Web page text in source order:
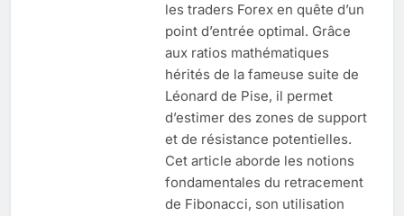
les traders Forex en quête d’un
point d’entrée optimal. Grâce
aux ratios mathématiques
hérités de la fameuse suite de
Léonard de Pise, il permet
d’estimer des zones de support
et de résistance potentielles.
Cet article aborde les notions
fondamentales du retracement
de Fibonacci, son utilisation